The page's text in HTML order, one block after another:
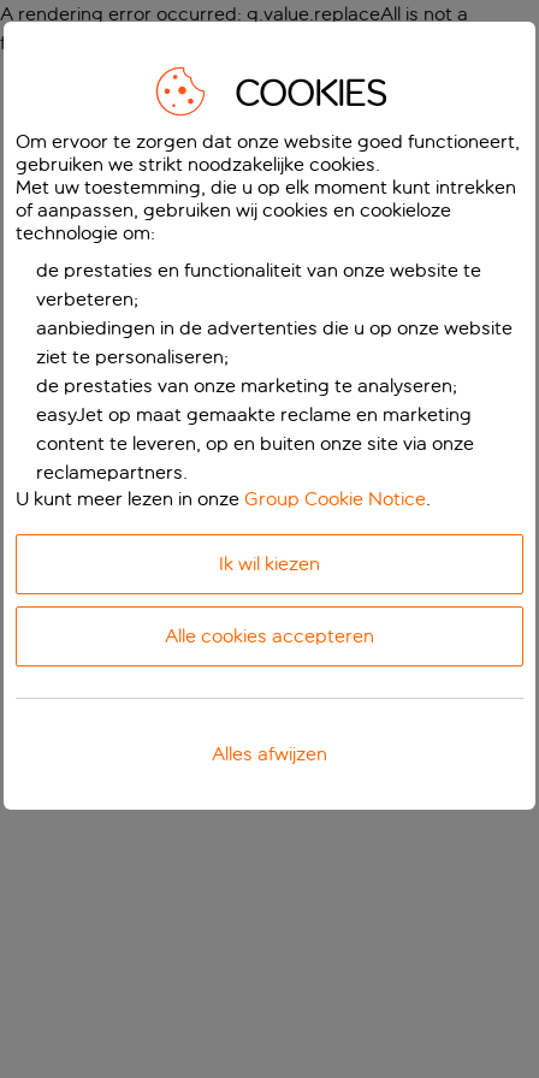
A rendering error occurred: g.value.replaceAll is not a
function
COOKIES
Om ervoor te zorgen dat onze website goed functioneert,
gebruiken we strikt noodzakelijke cookies.
Met uw toestemming, die u op elk moment kunt intrekken
of aanpassen, gebruiken wij cookies en cookieloze
technologie om:
de prestaties en functionaliteit van onze website te
verbeteren;
aanbiedingen in de advertenties die u op onze website
ziet te personaliseren;
de prestaties van onze marketing te analyseren;
easyJet op maat gemaakte reclame en marketing
content te leveren, op en buiten onze site via onze
reclamepartners.
U kunt meer lezen in onzeGroup Cookie Notice.
Ik wil kiezen
Alle cookies accepteren
Alles afwijzen